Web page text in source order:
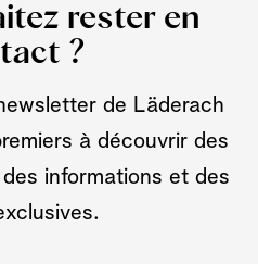
rester en
?
de Läderach
à découvrir des
informations et des